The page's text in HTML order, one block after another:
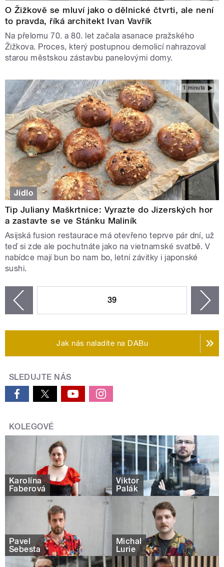
O Žižkově se mluví jako o dělnické čtvrti, ale není
to pravda, říká architekt Ivan Vavřík
Na přelomu 70. a 80. let začala asanace pražského
Žižkova. Proces, který postupnou demolicí nahrazoval
starou městskou zástavbu panelovými domy.
1 minuta
Jídlo
Tip Juliany Maškrtnice: Vyrazte do Jizerských hor
a zastavte se ve Stánku Maliník
Asijská fusion restaurace má otevřeno teprve pár dní, už
teď si zde ale pochutnáte jako na vietnamské svatbě. V
nabídce mají bun bo nam bo, letní závitky i japonské
sushi.
39
Jak nás naladíte na DABu
SLEDUJTE NÁS
KOLEGOVÉ
Karolína
Faberová
Viktor
Palák
Pavel
Šebesta
Michal
Lurie